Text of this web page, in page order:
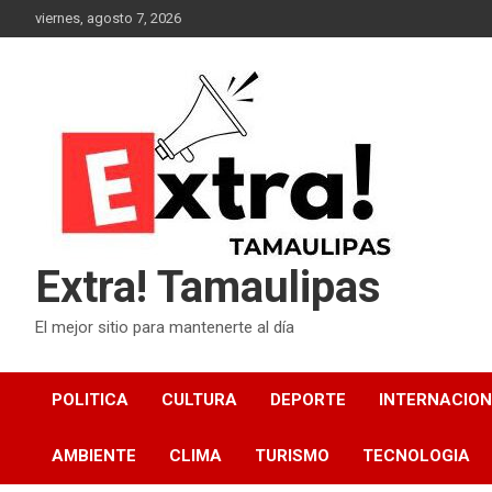
to
viernes, agosto 7, 2026
Extra! Tamaulipas
El mejor sitio para mantenerte al día
POLITICA CULTURA DEPORTE
AMBIENTE CLIMA TURISMO TECNOLOGIA